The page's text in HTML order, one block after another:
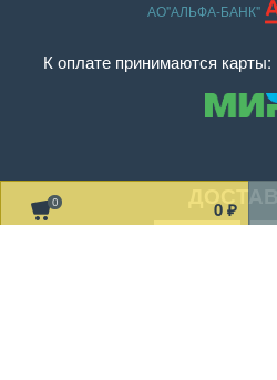
0 0 ₽
АО"АЛЬФА-БАНК"
К оплате принимаются карты: